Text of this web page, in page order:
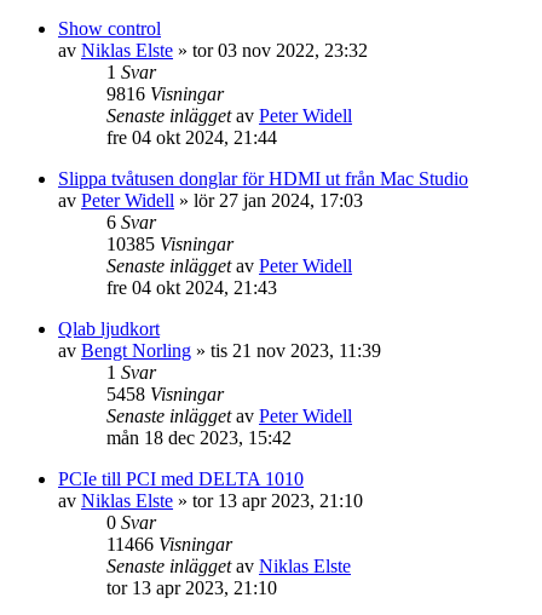
Show control
av Niklas Elste » tor 03 nov 2022, 23:32
1 Svar
9816 Visningar
Senaste inläggetav Peter Widell
fre 04 okt 2024, 21:44
Slippa tvåtusen donglar för HDMI ut från Mac Studio
av Peter Widell » lör 27 jan 2024, 17:03
6 Svar
10385 Visningar
Senaste inläggetav Peter Widell
fre 04 okt 2024, 21:43
Qlab ljudkort
av Bengt Norling » tis 21 nov 2023, 11:39
1 Svar
5458 Visningar
Senaste inläggetav Peter Widell
mån 18 dec 2023, 15:42
PCIe till PCI med DELTA 1010
av Niklas Elste » tor 13 apr 2023, 21:10
0 Svar
11466 Visningar
Senaste inläggetav Niklas Elste
tor 13 apr 2023, 21:10